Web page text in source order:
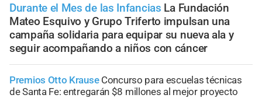
Durante el Mes de las Infancias La Fundación
Mateo Esquivo y Grupo Triferto impulsan una
campaña solidaria para equipar su nueva ala y
seguir acompañando a niños con cáncer
Premios Otto Krause Concurso para escuelas técnicas
de Santa Fe: entregarán $8 millones al mejor proyecto